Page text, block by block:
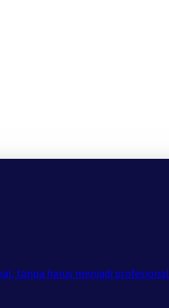
tanpa harus menjadi profesional